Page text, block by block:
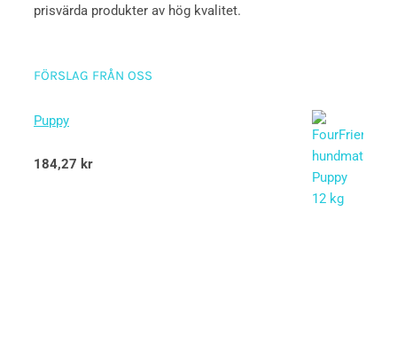
prisvärda produkter av hög kvalitet.
FÖRSLAG FRÅN OSS
Puppy
Betygsatt
5.00
184,27 kr